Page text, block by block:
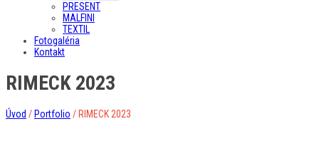
PRESENT
MALFINI
TEXTIL
Fotogaléria
Kontakt
RIMECK 2023
Úvod /Portfolio /RIMECK 2023